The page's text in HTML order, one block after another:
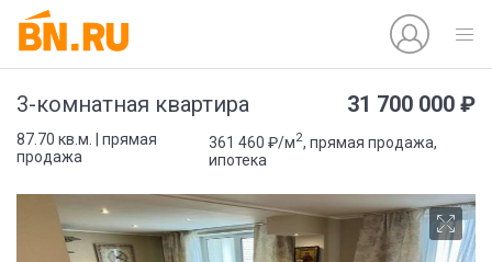
3-комнатная квартира 31 700 000 ₽
87.70 кв.м. | прямая
продажа
361 460 ₽/м2, прямая продажа,
ипотека